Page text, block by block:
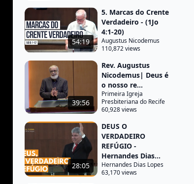
54:19
5. Marcas do Crente
Verdadeiro - (1Jo
4:1-20)
Augustus Nicodemus
110,872 views
39:56
Rev. Augustus
Nicodemus| Deus é
o nosso re...
Primeira Igreja
Presbiteriana do Recife
60,928 views
28:05
DEUS O
VERDADEIRO
REFÚGIO -
Hernandes Dias...
Hernandes Dias Lopes
63,170 views